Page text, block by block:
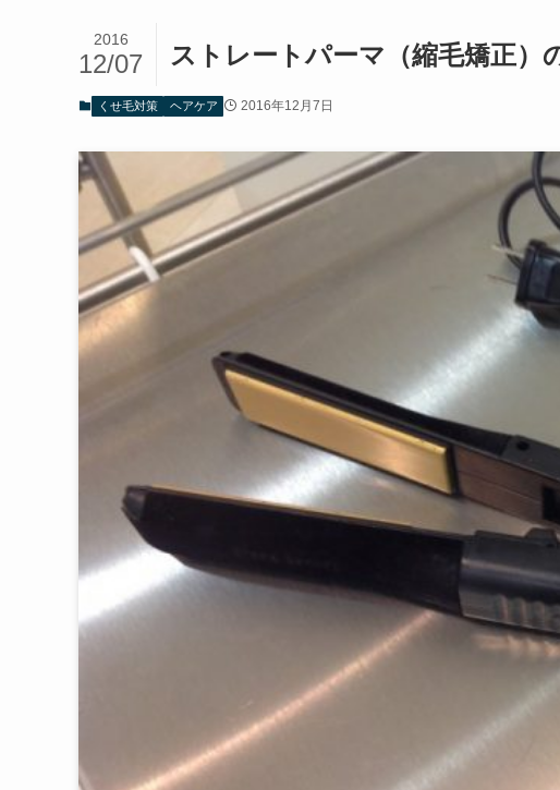
ストレートパーマ（縮毛矯正）
2016
12/07
くせ毛対策 ヘアケア 2016年12月7日